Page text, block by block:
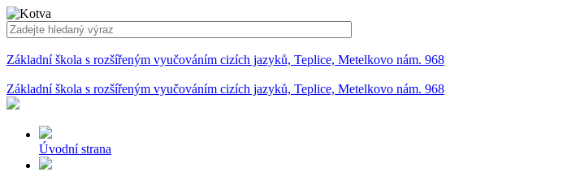
Základní škola s rozšířeným vyučováním cizích jazyků, Teplice, Metelkovo nám. 968
Základní škola s rozšířeným vyučováním cizích jazyků, Teplice, Metelkovo nám. 968
Úvodní strana